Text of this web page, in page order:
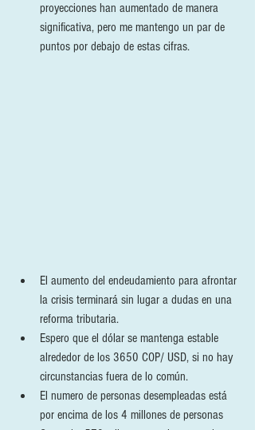
proyecciones han aumentado de manera
significativa, pero me mantengo un par de
puntos por debajo de estas cifras.
El aumento del endeudamiento para afrontar
la crisis terminará sin lugar a dudas en una
reforma tributaria.
Espero que el dólar se mantenga estable
alrededor de los 3650 COP/ USD, si no hay
circunstancias fuera de lo común.
El numero de personas desempleadas está
por encima de los 4 millones de personas